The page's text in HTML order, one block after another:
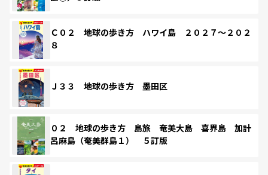
Ｃ０２ 地球の歩き方 ハワイ島 ２０２７～２０２
８
Ｊ３３ 地球の歩き方 墨田区
０２ 地球の歩き方 島旅 奄美大島 喜界島 加計
呂麻島（奄美群島１） ５訂版